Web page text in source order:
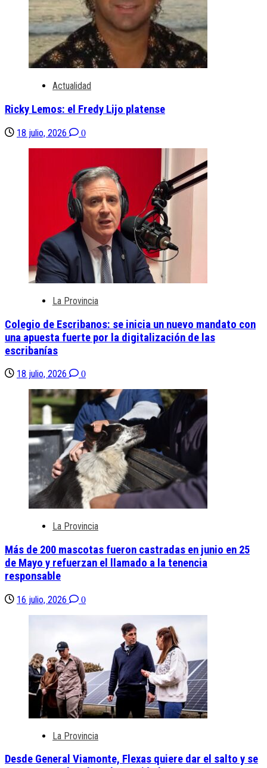
Actualidad
Ricky Lemos: el Fredy Lijo platense
18 julio, 2026 0
La Provincia
Colegio de Escribanos: se inicia un nuevo mandato con
una apuesta fuerte por la digitalización de las
escribanías
18 julio, 2026 0
La Provincia
Más de 200 mascotas fueron castradas en junio en 25
de Mayo y refuerzan el llamado a la tenencia
responsable
16 julio, 2026 0
La Provincia
Desde General Viamonte, Flexas quiere dar el salto y se